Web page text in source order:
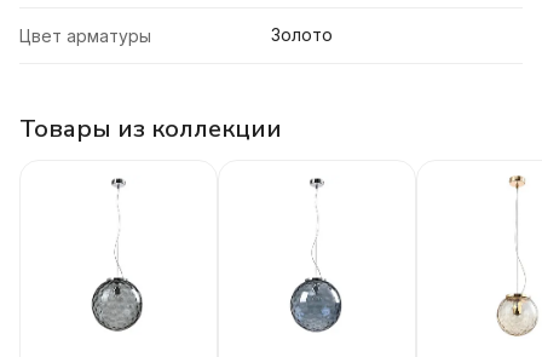
Цвет арматуры Золото
Товары из коллекции